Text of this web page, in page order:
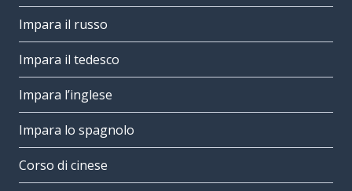
Impara il russo
Impara il tedesco
Impara l’inglese
Impara lo spagnolo
Corso di cinese